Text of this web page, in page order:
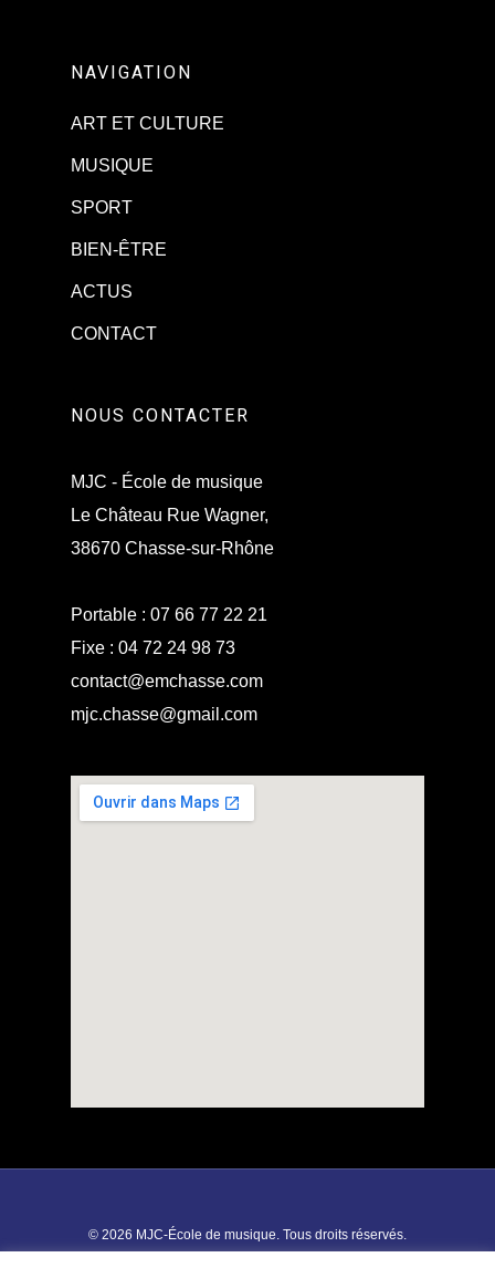
NAVIGATION
ART ET CULTURE
MUSIQUE
SPORT
BIEN-ÊTRE
ACTUS
CONTACT
NOUS CONTACTER
MJC - École de musique
Le Château Rue Wagner,
38670 Chasse-sur-Rhône
Portable : 07 66 77 22 21
Fixe : 04 72 24 98 73
contact@emchasse.com
mjc.chasse@gmail.com
© 2026 MJC-École de musique. Tous droits réservés.